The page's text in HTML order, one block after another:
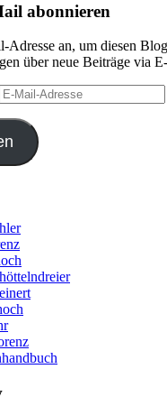
abonnieren
Adresse an, um diesen
über neue Beiträge via